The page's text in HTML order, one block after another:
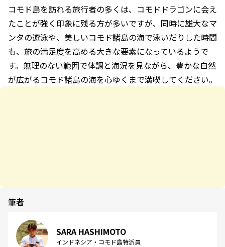
コモド島を訪れる旅行者の多くは、コモドドラゴンに会え
たことが強く印象に残る方が多いですが、同時に雄大なマ
ンタの遊泳や、美しいコモド諸島の海で泳いだりした時間
も、旅の満足度を高める大きな要素になっているようで
す。無理のない範囲で体調と海況を見ながら、豊かな自然
が広がるコモド諸島の海を心ゆくまで満喫してください。
筆者
SARA HASHIMOTO
インドネシア・コモド島特派員